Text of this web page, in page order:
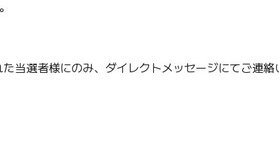
選者様にのみ、ダイレクトメッセージにてご連絡